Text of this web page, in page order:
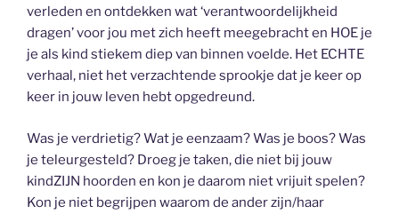
verleden en ontdekken wat ‘verantwoordelijkheid
dragen’ voor jou met zich heeft meegebracht en HOE je
je als kind stiekem diep van binnen voelde. Het ECHTE
verhaal, niet het verzachtende sprookje dat je keer op
keer in jouw leven hebt opgedreund.
Was je verdrietig? Wat je eenzaam? Was je boos? Was
je teleurgesteld? Droeg je taken, die niet bij jouw
kindZIJN hoorden en kon je daarom niet vrijuit spelen?
Kon je niet begrijpen waarom de ander zijn/haar